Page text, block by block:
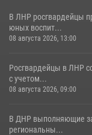
В ЛНР росгвардейцы
юных воспит...
08 августа 2026, 13:00
Росгвардейцы в ЛНР
с учетом...
08 августа 2026, 09:00
В ДНР выполняющие
региональны...